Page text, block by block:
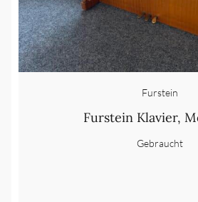
Furstein
Furstein Klavier,
Gebraucht